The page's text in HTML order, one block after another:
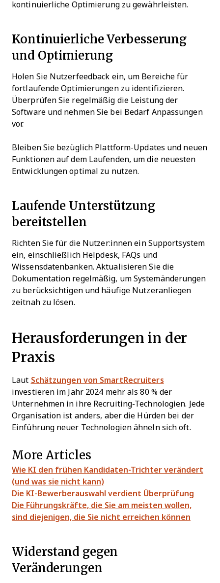
kontinuierliche Optimierung zu gewährleisten.
Kontinuierliche Verbesserung
und Optimierung
Holen Sie Nutzerfeedback ein, um Bereiche für
fortlaufende Optimierungen zu identifizieren.
Überprüfen Sie regelmäßig die Leistung der
Software und nehmen Sie bei Bedarf Anpassungen
vor.
Bleiben Sie bezüglich Plattform-Updates und neuen
Funktionen auf dem Laufenden, um die neuesten
Entwicklungen optimal zu nutzen.
Laufende Unterstützung
bereitstellen
Richten Sie für die Nutzer:innen ein Supportsystem
ein, einschließlich Helpdesk, FAQs und
Wissensdatenbanken. Aktualisieren Sie die
Dokumentation regelmäßig, um Systemänderungen
zu berücksichtigen und häufige Nutzeranliegen
zeitnah zu lösen.
Herausforderungen in der
Praxis
Laut Schätzungen von SmartRecruiters
investieren im Jahr 2024 mehr als 80 % der
Unternehmen in ihre Recruiting-Technologien. Jede
Organisation ist anders, aber die Hürden bei der
Einführung neuer Technologien ähneln sich oft.
More Articles
Wie KI den frühen Kandidaten-Trichter verändert
(und was sie nicht kann)
Die KI-Bewerberauswahl verdient Überprüfung
Die Führungskräfte, die Sie am meisten wollen,
sind diejenigen, die Sie nicht erreichen können
Widerstand gegen
Veränderungen